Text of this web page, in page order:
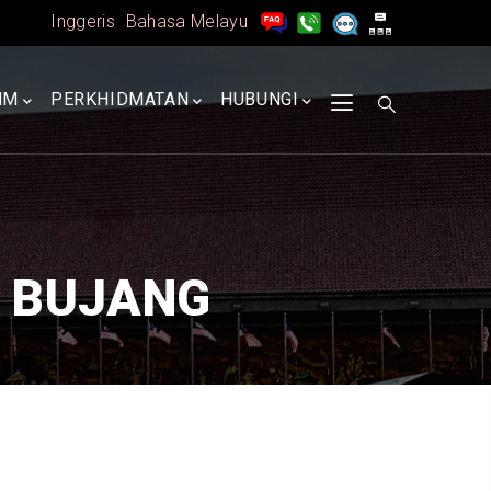
Inggeris Bahasa Melayu
PERKHIDMATAN HUBUNGI